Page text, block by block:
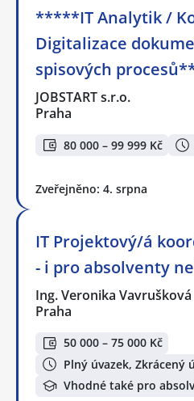
*****IT Analytik /
Digitalizace
spisových
JOBSTART s.r.o.
Praha
80 000 – 99 999 Kč
Zveřejněno: 4. srpna
IT Projektový/á
- i pro absolventy
Ing. Veronika Vavrušková
Praha
50 000 – 75 000 Kč
Plný úvazek, Zkrácený
Vhodné také pro